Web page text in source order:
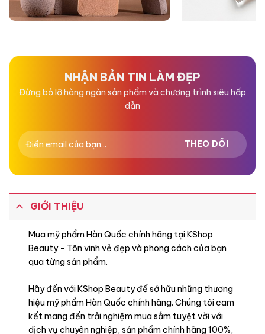
NHẬN BẢN TIN LÀM ĐẸP
Đừng bỏ lỡ hàng ngàn sản phẩm và chương trình siêu hấp
dẫn
GIỚI THIỆU
Mua mỹ phẩm Hàn Quốc chính hãng tại KShop
Beauty - Tôn vinh vẻ đẹp và phong cách của bạn
qua từng sản phẩm.
Hãy đến với KShop Beauty để sở hữu những thương
hiệu mỹ phẩm Hàn Quốc chính hãng. Chúng tôi cam
kết mang đến trải nghiệm mua sắm tuyệt vời với
dịch vụ chuyên nghiệp, sản phẩm chính hãng 100%,